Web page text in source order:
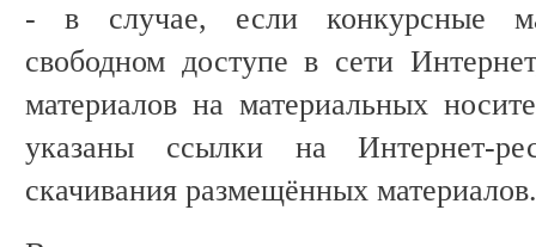
- в случае, если конкурсные
свободном доступе в сети
материалов на материальных
указаны ссылки на Интернет-
скачивания размещённых материалов.